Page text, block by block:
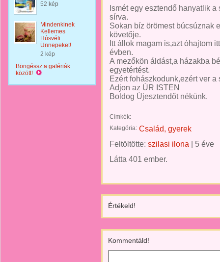
52 kép
Mindenkinek
Kellemes
Húsvéti
Ünnepeket!
2 kép
Böngéssz a galériák
között!
Ismét egy esztendő hanyatlik
sírva.
Sokan bíz örömest búcsúznak
követője.
Itt állok magam is,azt óhajtom
évben.
A mezőkön áldást,a házakba
egyetértést.
Ezért fohászkodunk,ezért ver a
Adjon az ÚR ISTEN
Boldog Újesztendőt nékünk.
Címkék:
Kategória: Család, gyerek
Feltöltötte: szilasi ilona
5 éve
Látta 401 ember.
Értékeld!
Kommentáld!